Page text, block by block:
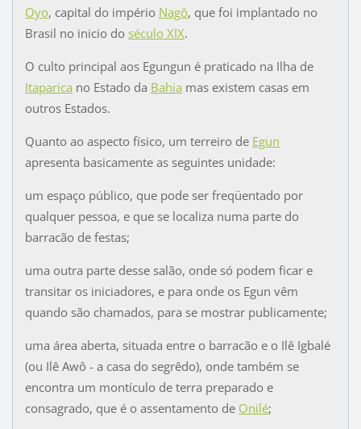
Oyo, capital do império Nagô, que foi implantado no
Brasil no inicio do século XIX.
O culto principal aos Egungun é praticado na Ilha de
Itaparica no Estado da Bahia mas existem casas em
outros Estados.
Quanto ao aspecto físico, um terreiro de Egun
apresenta basicamente as seguintes unidade:
um espaço público, que pode ser freqüentado por
qualquer pessoa, e que se localiza numa parte do
barracão de festas;
uma outra parte desse salão, onde só podem ficar e
transitar os iniciadores, e para onde os Egun vêm
quando são chamados, para se mostrar publicamente;
uma área aberta, situada entre o barracão e o Ilê Igbalé
(ou Ilê Awô - a casa do segrêdo), onde também se
encontra um montículo de terra preparado e
consagrado, que é o assentamento de Onilé;